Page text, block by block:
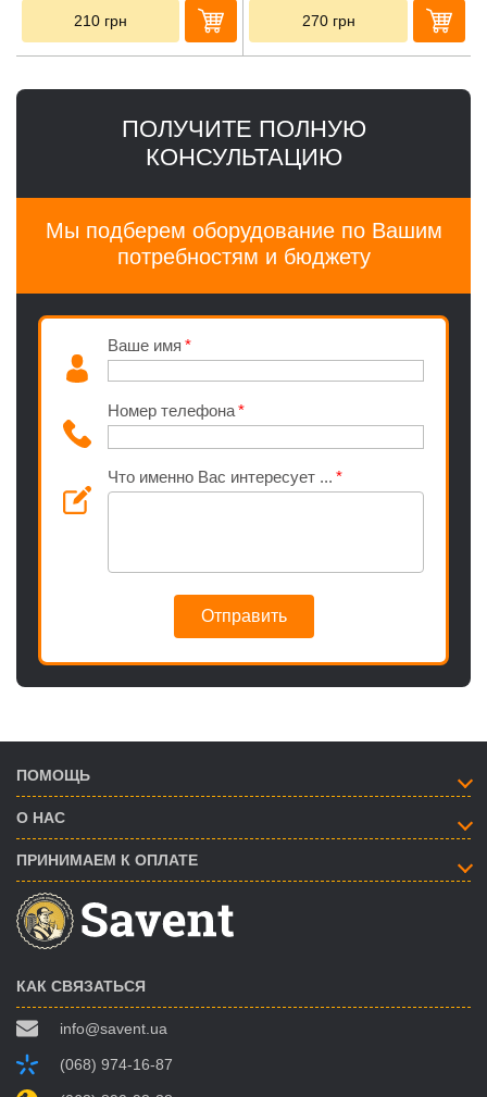
210 грн 270 грн
ПОЛУЧИТЕ ПОЛНУЮ
КОНСУЛЬТАЦИЮ
Мы подберем оборудование по Вашим
потребностям и бюджету
Ваше имя
Номер телефона
Что именно Вас интересует ...
Отправить
ПОМОЩЬ
О НАС
ПРИНИМАЕМ К ОПЛАТЕ
КАК СВЯЗАТЬСЯ
info@savent.ua
(068) 974-16-87